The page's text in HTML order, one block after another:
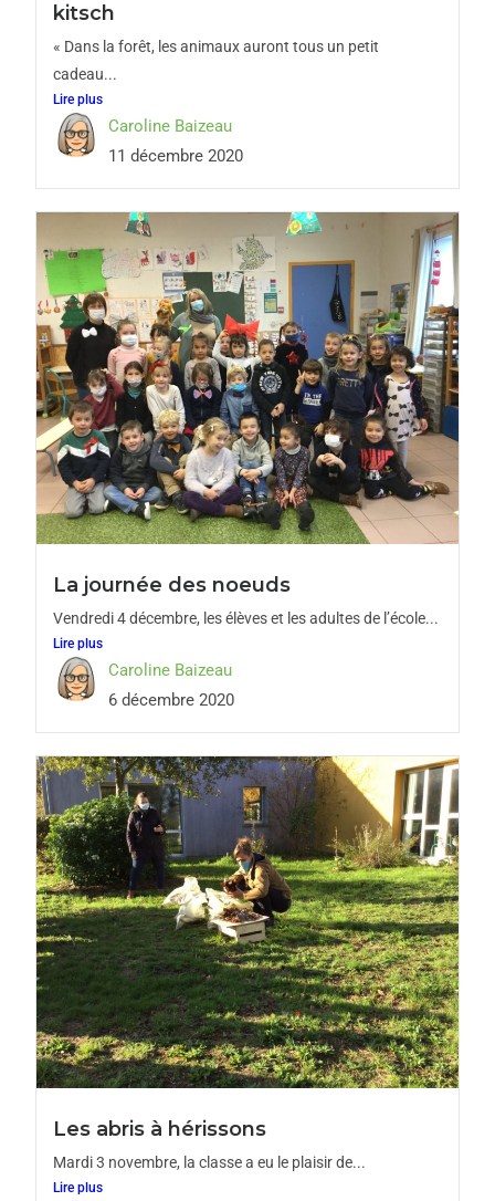
kitsch
« Dans la forêt, les animaux auront tous un petit
cadeau...
Lire plus
Caroline Baizeau
11 décembre 2020
La journée des noeuds
Vendredi 4 décembre, les élèves et les adultes de l’école...
Lire plus
Caroline Baizeau
6 décembre 2020
Les abris à hérissons
Mardi 3 novembre, la classe a eu le plaisir de...
Lire plus